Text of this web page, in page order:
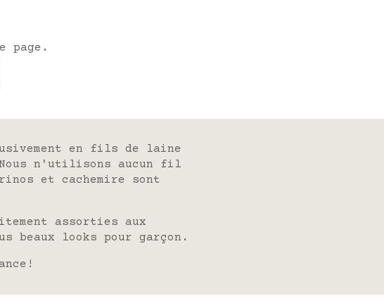
page.
en fils de
laine
Nous n'utilisons aucun fil
et cachemire sont
assorties aux
beaux looks pour garçon .